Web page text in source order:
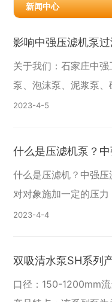
新闻中心
影响中强压滤机泵
关于我们：石家庄中
泵、泡沫泵、泥浆泵
泥泵等工业水泵的设计
5
2023-4
什么是压滤机泵？
什么是压滤机？中强压
对对象施加一定的压
备。使混合液中的固体
4
2023-4
双吸清水泵SH系列
口径：150-1200mm